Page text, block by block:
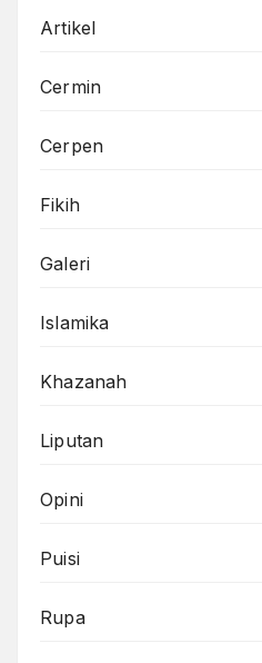
Artikel
Cermin
Cerpen
Fikih
Galeri
Islamika
Khazanah
Liputan
Opini
Puisi
Rupa